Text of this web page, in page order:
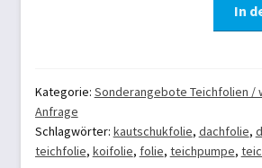
mm
Fertigmaß
3,40
x
In
Kategorie: Sonderangebote Teichfolien /
Anfrage
Schlagwörter: kautschukfolie, dachfolie,
teichfolie, koifolie, folie, teichpumpe,